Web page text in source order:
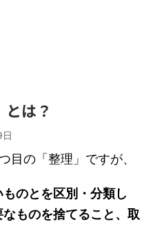
は？
目の「整理」ですが、
ものとを区別・分類し
ものを捨てること、取